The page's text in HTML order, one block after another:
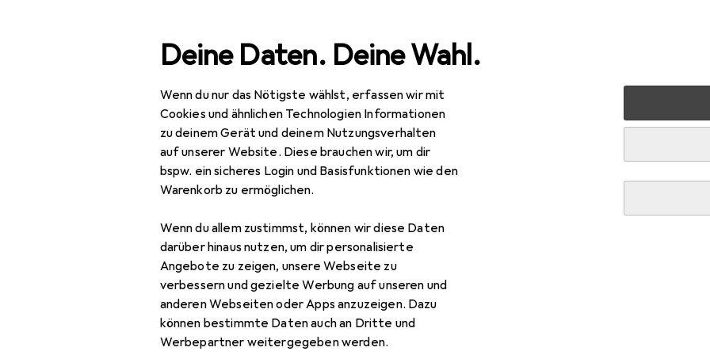
Deine Daten. Deine Wahl.
Wenn du nur das Nötigste wählst, erfassen wir mit
Cookies und ähnlichen Technologien Informationen
zu deinem Gerät und deinem Nutzungsverhalten
auf unserer Website. Diese brauchen wir, um dir
bspw. ein sicheres Login und Basisfunktionen wie den
Warenkorb zu ermöglichen.
Wenn du allem zustimmst, können wir diese Daten
darüber hinaus nutzen, um dir personalisierte
Angebote zu zeigen, unsere Webseite zu
verbessern und gezielte Werbung auf unseren und
anderen Webseiten oder Apps anzuzeigen. Dazu
können bestimmte Daten auch an Dritte und
Werbepartner weitergegeben werden.
Navigation nach Kategorien Gesamtsortiment Wohnen Möbel Vicco
EUR
215,27
Zubehör für Vicco Küchenunterschrank
Hier findest du passendes Zubehör zum Produkt Vicco Küchenunterschrank R-Line aus